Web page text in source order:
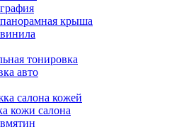
крыша
тонировка
авто
салона кожей
кожи салона